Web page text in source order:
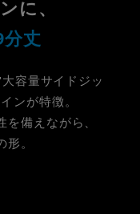
に、
丈
容量サイドジッ
ンが特徴。
備えながら、
。